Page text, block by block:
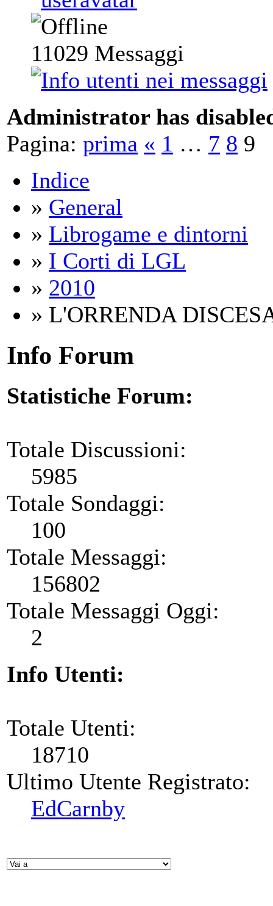
11029 Messaggi
Administrator has
Pagina: prima « 1 … 7 8 9
Indice
» General
» Librogame e dintorni
» I Corti di LGL
» 2010
» L'ORRENDA
Info Forum
Statistiche Forum:
Totale Discussioni:
5985
Totale Sondaggi:
100
Totale Messaggi:
156802
Totale Messaggi Oggi:
2
Info Utenti:
Totale Utenti:
18710
Ultimo Utente Registrato:
EdCarnby